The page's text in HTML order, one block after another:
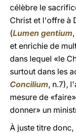
célèbre le
Christ et l'offre à
(Lumen gentium
et enrichie de
dans lequel «le
surtout dans les
Concilium, n.7),
mesure de
donner» un
À juste titre